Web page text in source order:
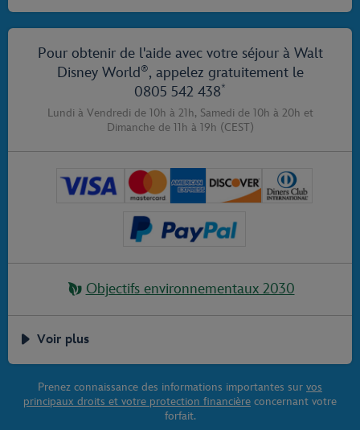
Pour obtenir de l'aide avec votre séjour à Walt
Disney World®, appelez gratuitement le
0805 542 438*
Lundi à Vendredi de 10h à 21h, Samedi de 10h à 20h et
Dimanche de 11h à 19h (CEST)
Objectifs environnementaux 2030
Voir plus
Prenez connaissance des informations importantes sur vos
principaux droits et votre protection financière concernant votre
forfait.